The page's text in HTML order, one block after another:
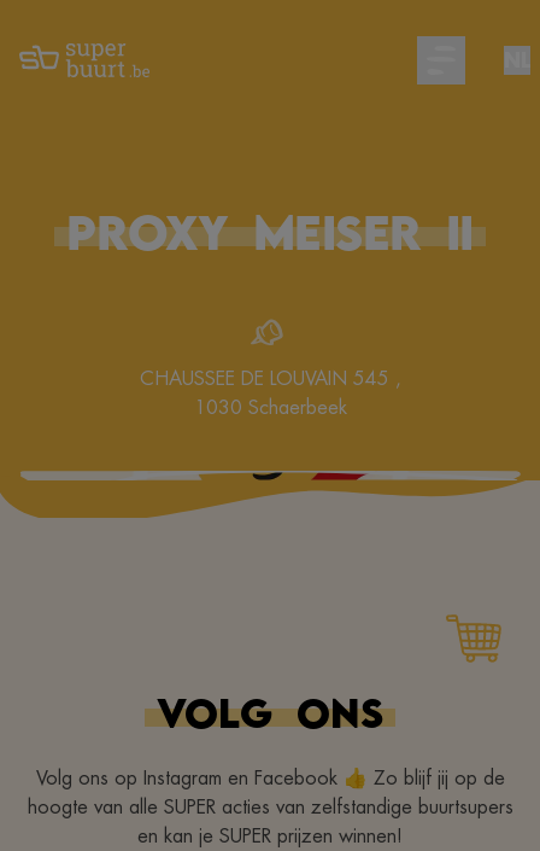
Open main
PROXY MEISER II
CHAUSSEE DE LOUVAIN 545 ,
1030 Schaerbeek
VOLG ONS
Volg ons op Instagram en Facebook 👍 Zo blijf jij op de
hoogte van alle SUPER acties van zelfstandige buurtsupers
en kan je SUPER prijzen winnen!